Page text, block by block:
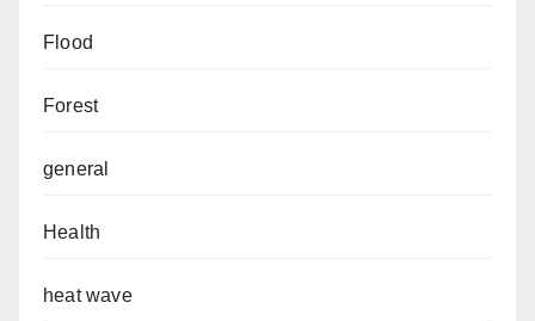
Flood
Forest
general
Health
heat wave